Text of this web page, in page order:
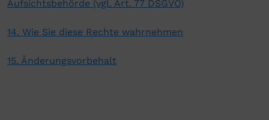
Aufsichtsbehörde (vgl. Art. 77 DSGVO)
14. Wie Sie diese Rechte wahrnehmen
15. Änderungsvorbehalt